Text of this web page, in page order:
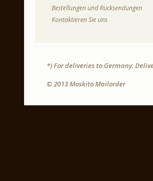
Bestellungen und Rücksendungen
Kontaktieren Sie uns
*) For deliveries to Germany.
© 2013 Moskito Mailorder